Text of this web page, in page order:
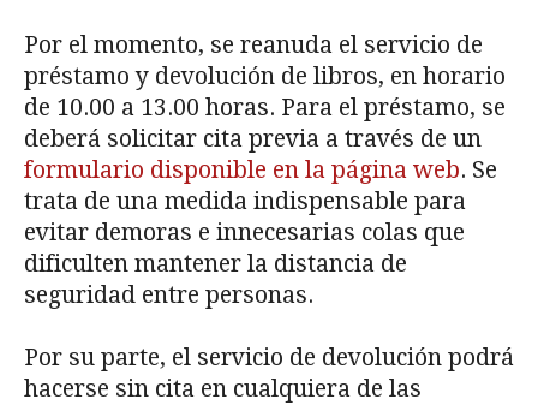
Por el momento, se reanuda el servicio de
préstamo y devolución de libros, en horario
de 10.00 a 13.00 horas. Para el préstamo, se
deberá solicitar cita previa a través de un
formulario disponible en la página web. Se
trata de una medida indispensable para
evitar demoras e innecesarias colas que
dificulten mantener la distancia de
seguridad entre personas.
Por su parte, el servicio de devolución podrá
hacerse sin cita en cualquiera de las